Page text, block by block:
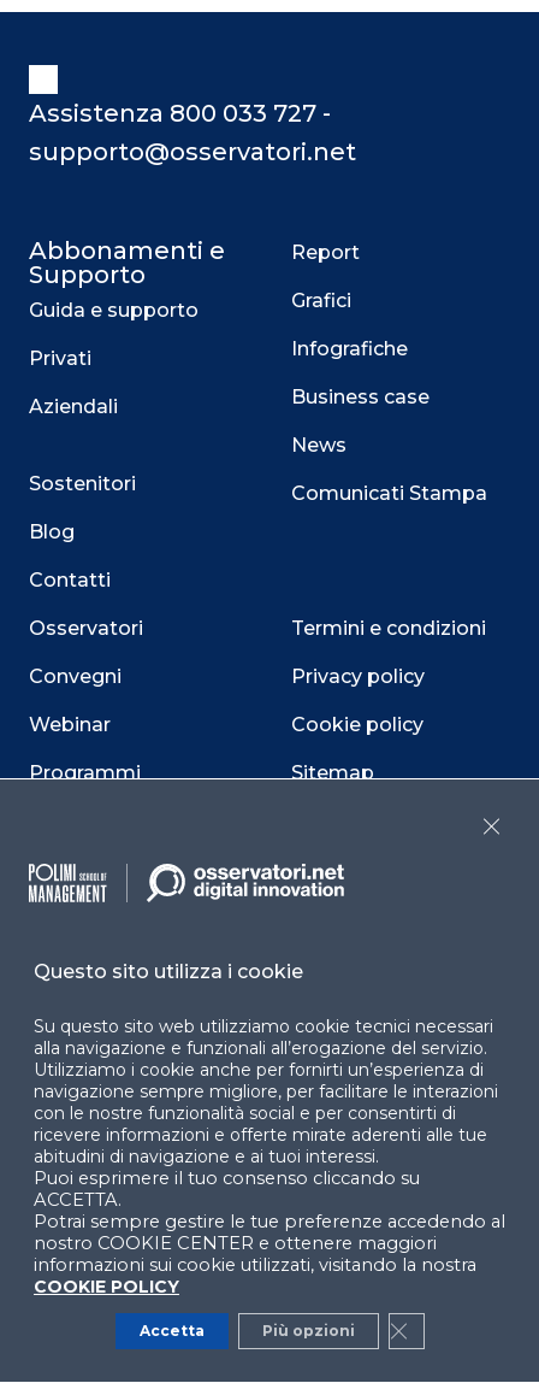
Assistenza 800 033 727 -
supporto@osservatori.net
Abbonamenti e
Supporto
Guida e supporto
Privati
Aziendali
Sostenitori
Blog
Contatti
Osservatori
Convegni
Webinar
Programmi
Report
Grafici
Infografiche
Business case
News
Comunicati Stampa
Termini e condizioni
Privacy policy
Cookie policy
Sitemap
Facebook LinkedIn
YouTube X
di Ingegneria Gestionale
Questo sito utilizza i cookie
Su questo sito web utilizziamo cookie tecnici necessari
alla navigazione e funzionali all’erogazione del servizio.
Utilizziamo i cookie anche per fornirti un’esperienza di
navigazione sempre migliore, per facilitare le interazioni
con le nostre funzionalità social e per consentirti di
ricevere informazioni e offerte mirate aderenti alle tue
abitudini di navigazione e ai tuoi interessi.
Puoi esprimere il tuo consenso cliccando su
ACCETTA.
Potrai sempre gestire le tue preferenze accedendo al
nostro COOKIE CENTER e ottenere maggiori
informazioni sui cookie utilizzati, visitando la nostra
COOKIE POLICY
Accetta Più opzioni Close GDPR